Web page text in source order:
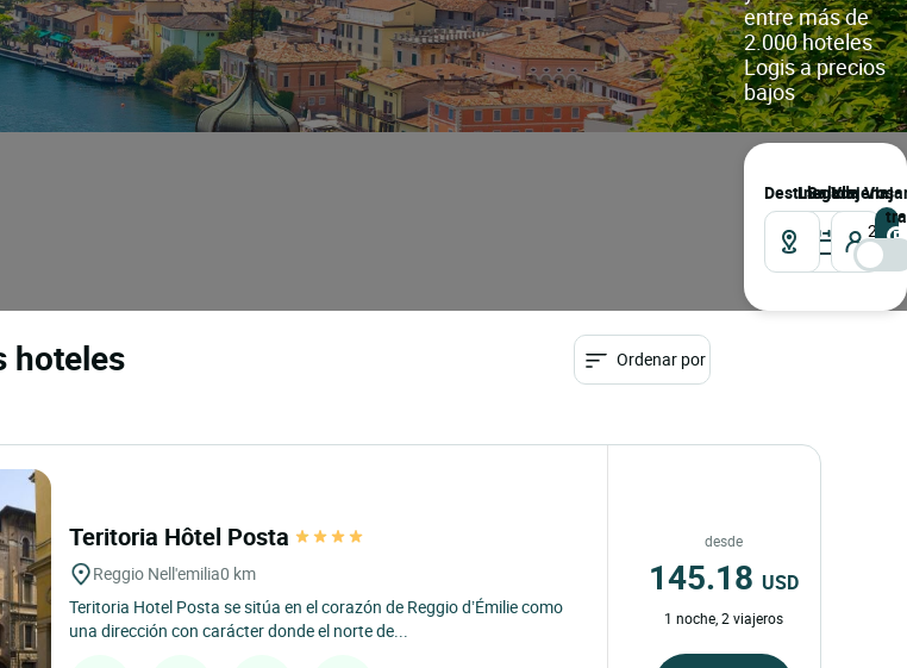
entre más de
2.000 hoteles
Logis a precios
bajos
Destinollegada
salida
Viajeros
2
hoteles Ordenar por
Teritoria Hôtel Posta
Reggio Nell'emilia0 km
Teritoria Hotel Posta se sitúa en el corazón de Reggio d’Émilie como
una dirección con carácter donde el norte de...
desde
145.18 USD
1 noche, 2 viajeros